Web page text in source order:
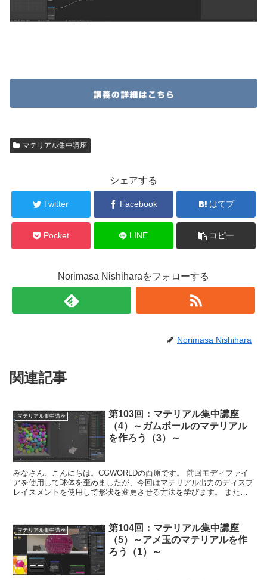
マテリアル集中講座
シェアする
Twitter Facebook はてブ
Pocket LINE コピー
Norimasa Nishiharaをフォローする
Norimasa Nishihara
関連記事
マテリアル集中講座
第103回：マテリアル集中講座
（4）～ガムボールのマテリアル
を作ろう（3）～
みなさん、こんにちは。CGWORLDの西原です。 前回モディファイ
アを使用して球体を歪めましたが、今回はマテリアル出力のディスプ
レイスメントを使用して形状を変更させる方法を学びます。 また、
マテリアル集中講座
第104回：マテリアル集中講座
（5）～アメ玉のマテリアルを作
ろう（1）～